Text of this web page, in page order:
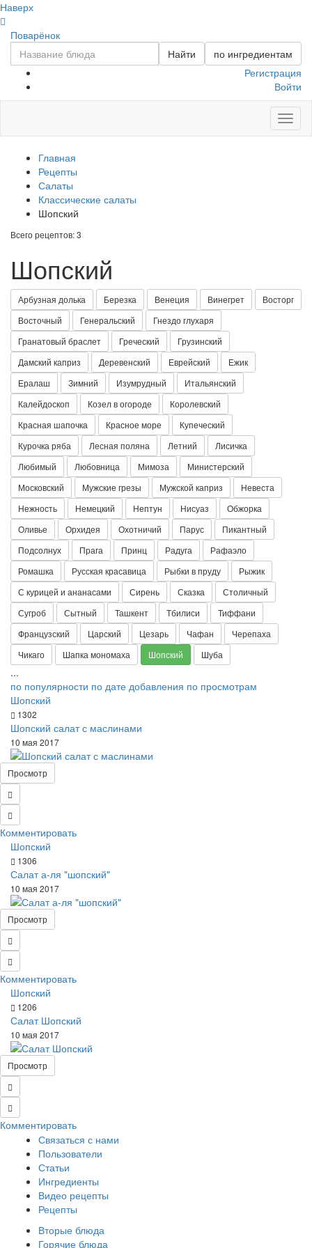
Наверх
Поварёнок
Найти
по ингредиентам
Регистрация
Войти
Главная
Рецепты
Салаты
Классические салаты
Шопский
Всего рецептов: 3
Шопский
Арбузная долька Березка Венеция Винегрет
Восторг
Восточный
Генеральский
Гнездо глухаря
Гранатовый браслет
Греческий
Грузинский
Дамский каприз
Деревенский Еврейский
Ежик
Ералаш
Зимний Изумрудный
Итальянский
Калейдоскоп
Козел в огороде
Королевский
Красная шапочка
Красное море
Купеческий
Курочка ряба
Лесная поляна Летний
Лисичка
Любимый
Любовница Мимоза
Министерский
Московский
Мужские грезы Мужской каприз
Невеста
Нежность
Немецкий Нептун Нисуаз
Обжорка
Оливье
Орхидея Охотничий Парус
Пикантный
Подсолнух
Прага Принц Радуга
Рафаэло
Ромашка
Русская красавица Рыбки в пруду
Рыжик
С курицей и ананасами
Сирень Сказка
Столичный
Сугроб
Сытный Ташкент Тбилиси
Тиффани
Французский
Царский Цезарь Чафан
Черепаха
Чикаго
Шапка мономаха Шопский Шуба
...
по популярности по дате добавления по просмотрам
Шопский
1302
Шопский салат с маслинами
10 мая 2017
Просмотр
Комментировать
Шопский
1306
Салат а-ля "шопский"
10 мая 2017
Просмотр
Комментировать
Шопский
1206
Салат Шопский
10 мая 2017
Просмотр
Комментировать
Связаться с нами
Пользователи
Статьи
Ингредиенты
Видео рецепты
Рецепты
Вторые блюда
Горячие блюда